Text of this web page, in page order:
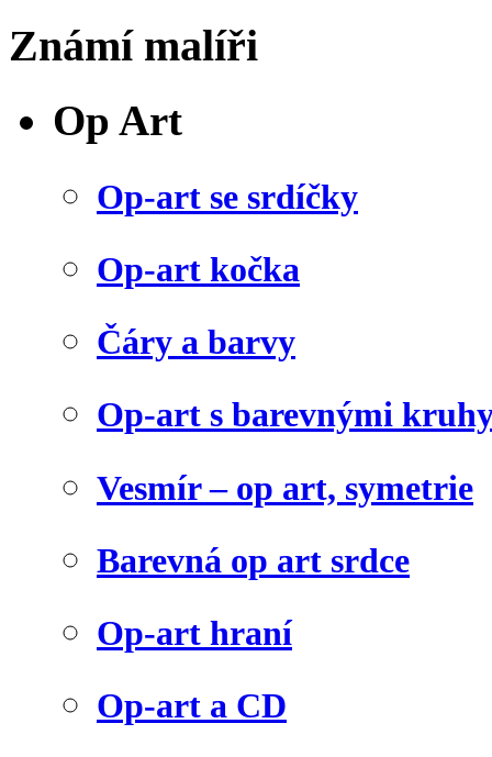
Známí malíři
Op Art
Op-art se srdíčky
Op-art kočka
Čáry a barvy
Op-art s barevnými
Vesmír – op art, symetrie
Barevná op art srdce
Op-art hraní
Op-art a CD